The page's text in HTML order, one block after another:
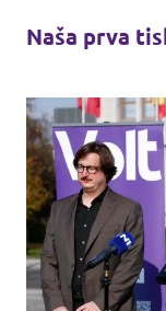
Naša prva